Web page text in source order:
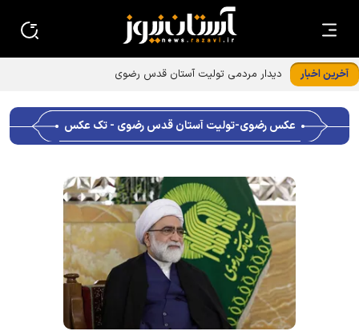
آخرین اخبار
عکس رضوی-تولیت آستان قدس رضوی - تک عکس